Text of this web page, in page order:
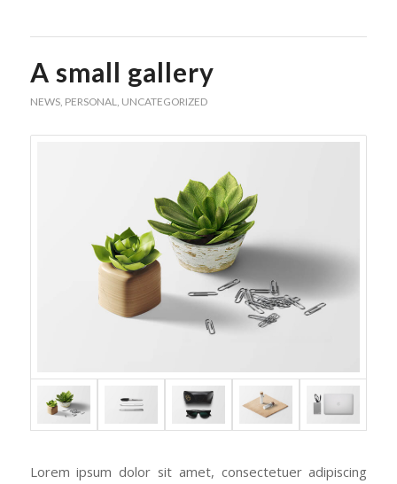
A small gallery
NEWS, PERSONAL, UNCATEGORIZED
Lorem ipsum dolor sit amet, consectetuer adipiscing